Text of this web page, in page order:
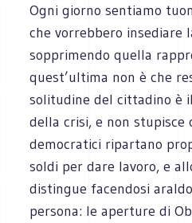
Ogni giorno sentiamo
che vorrebbero insediare
sopprimendo quella
quest’ultima non è che
solitudine del cittadino è
della crisi, e non stupisce
democratici ripartano
soldi per dare lavoro, e
distingue facendosi
persona: le aperture di